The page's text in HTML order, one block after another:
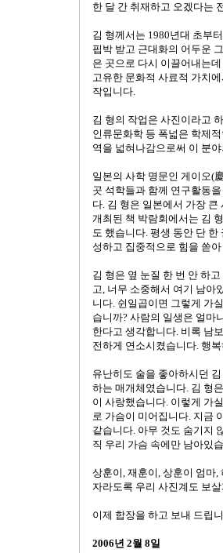
한 달 간 취재하고 오겠다는
김 형께서는 1980년대 초부
핍박 받고 근대화의 어두운
은 곳으로 다시 이끌어내는
고유한 문화적 사료적 가치
작입니다.
김 형의 작업은 사진이라고
인류문화학 등 폭넓은 학제
역을 넓혀나감으로써 이 분
일본의 사학 명문인 게이오(
곳 석학들과 함께 연구활동
다. 김 형은 일본에서 가장
개최된 책 박람회에서는 김
도 했습니다. 평생 동안 단
성하고 집중적으로 힘을 쏟
김 형은 옆 눈질 한 번 안 하
고, 너무 소중해서 여기 남아
니다. 쉰일곱이면 그렇게 가
습니까? 사람의 일생은 얼마
한다고 생각합니다. 비록 남
전하게 연소시켰습니다. 행
유난히도 술을 좋아하시던
하는 매개체였습니다. 김 형
이 사랑했습니다. 이렇게 가
로 가슴이 미어집니다. 지금
같습니다. 아무 것도 숨기지
직 우리 가슴 속에만 남아있
상훈이, 재훈이, 상훈이 엄마
자라도록 우리 사진계도 보
이제 합장을 하고 보내 드립
2006년 2월 8일